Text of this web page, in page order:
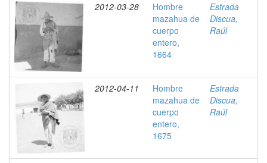
2012-03-28
Hombre
mazahua de
cuerpo
entero,
1664
Estrada
Discua,
Raúl
2012-04-11
Hombre
mazahua de
cuerpo
entero,
1675
Estrada
Discua,
Raúl